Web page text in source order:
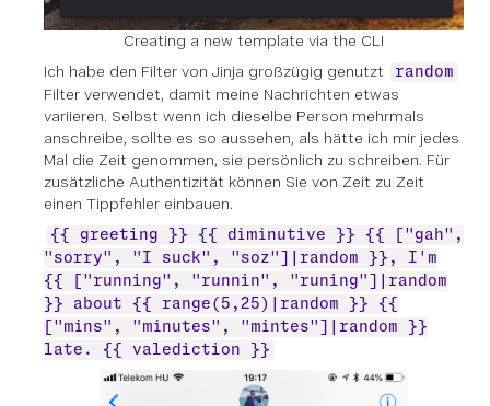
Creating a new template via the CLI
Ich habe den Filter von Jinja großzügig genutzt
random
Filter verwendet, damit meine Nachrichten etwas
variieren. Selbst wenn ich dieselbe Person mehrmals
anschreibe, sollte es so aussehen, als hätte ich mir jedes
Mal die Zeit genommen, sie persönlich zu schreiben. Für
zusätzliche Authentizität können Sie von Zeit zu Zeit
einen Tippfehler einbauen.
{{ greeting }} {{ diminutive }} {{ ["gah",
"sorry", "I suck", "soz"]|random }}, I'm
{{ ["running", "runnin", "runing"]|random
}} about {{ range(5,25)|random }} {{
["mins", "minutes", "mintes"]|random }}
late. {{ valediction }}